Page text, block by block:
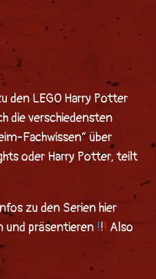
den LEGO Harry Potter
die verschiedensten
Fachwissen“ über
oder Harry Potter, teilt
zu den Serien hier
und präsentieren !!! Also